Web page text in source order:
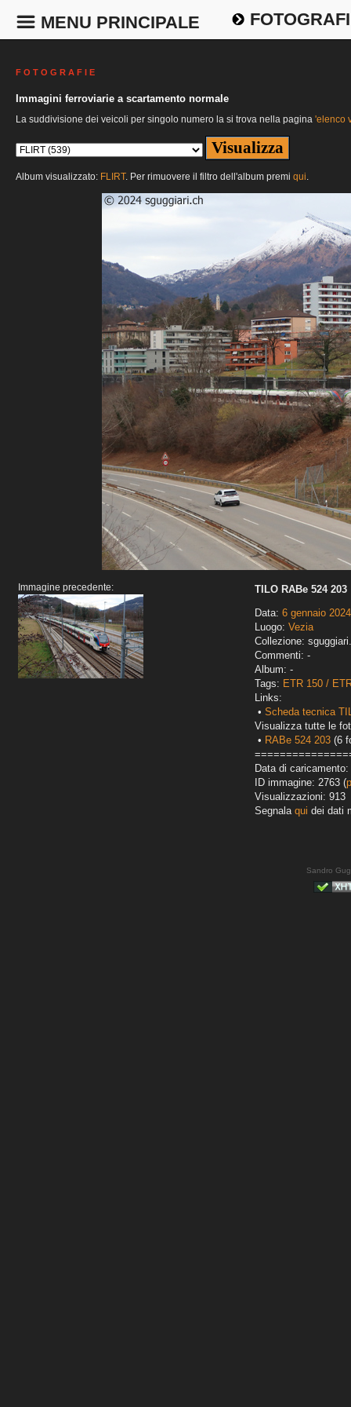
MENU PRINCIPALE
F O T O G R A F I E
Immagini ferroviarie a scartamento normale
La suddivisione dei veicoli per singolo numero la si trova nella pagina 'elenco
Album visualizzato: FLIRT. Per rimuovere il filtro dell'album premi qui.
Immagine precedente:
TILO RABe 524 203
Data: 6 gennaio 2024
Luogo: Vezia
Collezione:
Commenti: -
Album: -
Tags: ETR 150 /
Links:
• Scheda tecnica
Visualizza tutte le
• RABe 524 203 (6
Data di
ID immagine: 2763 (
Visualizzazioni: 913
Segnala qui dei dati
Sandro